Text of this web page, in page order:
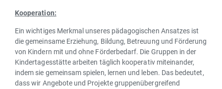
Kooperation:
Ein wichtiges Merkmal unseres pädagogischen Ansatzes ist
die gemeinsame Erziehung, Bildung, Betreuung und Förderung
von Kindern mit und ohne Förderbedarf. Die Gruppen in der
Kindertagesstätte arbeiten täglich kooperativ miteinander,
indem sie gemeinsam spielen, lernen und leben. Das bedeutet,
dass wir Angebote und Projekte gruppenübergreifend